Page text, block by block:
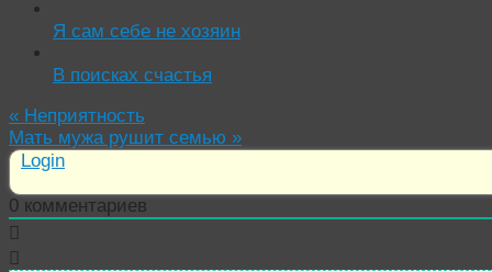
Я сам себе не хозяин
В поисках счастья
« Неприятность
Мать мужа рушит семью »
Login
0 комментариев